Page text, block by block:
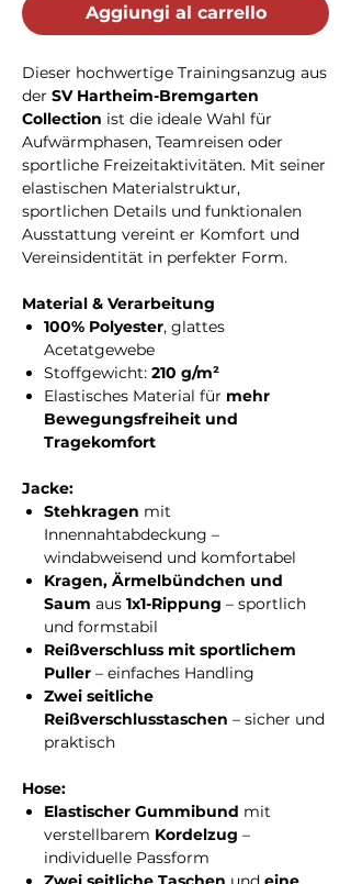
Aggiungi al carrello
Dieser hochwertige Trainingsanzug aus
der SV Hartheim-Bremgarten
Collection ist die ideale Wahl für
Aufwärmphasen, Teamreisen oder
sportliche Freizeitaktivitäten. Mit seiner
elastischen Materialstruktur,
sportlichen Details und funktionalen
Ausstattung vereint er Komfort und
Vereinsidentität in perfekter Form.
Material & Verarbeitung
100% Polyester, glattes
Acetatgewebe
Stoffgewicht: 210 g/m²
Elastisches Material für mehr
Bewegungsfreiheit und
Tragekomfort
Jacke:
Stehkragen mit
Innennahtabdeckung –
windabweisend und komfortabel
Kragen, Ärmelbündchen und
Saum aus 1x1-Rippung – sportlich
und formstabil
Reißverschluss mit sportlichem
Puller – einfaches Handling
Zwei seitliche
Reißverschlusstaschen – sicher und
praktisch
Hose:
Elastischer Gummibund mit
verstellbarem Kordelzug –
individuelle Passform